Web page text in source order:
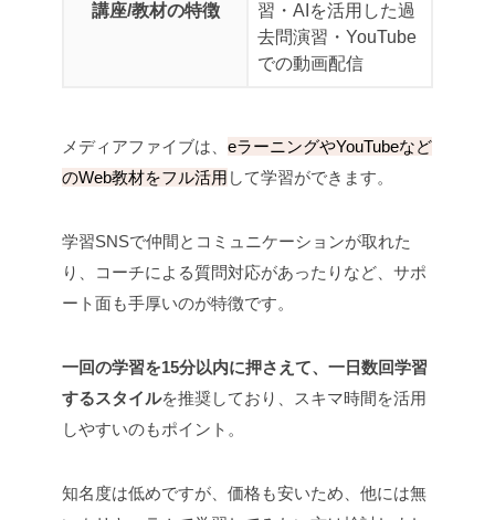
講座/教材の特徴
習 ・AIを活用した過
去問演習 ・YouTube
での動画配信
メディアファイブは、 eラーニングやYouTubeなど
のWeb教材をフル活用 して学習ができます。
学習SNSで仲間とコミュニケーションが取れた
り、コーチによる質問対応があったりなど、サポ
ート面も手厚いのが特徴です。
一回の学習を15分以内に押さえて、一日数回学習
するスタイルを推奨しており、スキマ時間を活用
しやすいのもポイント。
知名度は低めですが、価格も安いため、他には無